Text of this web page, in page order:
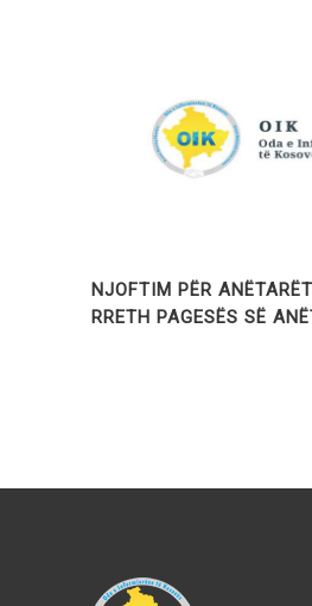
NJOFTIM PËR
RRETH PAGESËS SË